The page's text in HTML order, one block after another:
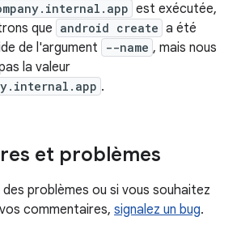
est exécutée,
que android create a été
de l'argument
--name , mais nous
la valeur
.
et problèmes
problèmes ou si vous souhaitez
commentaires, signalez un bug.